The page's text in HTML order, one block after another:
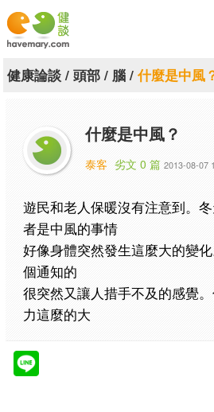
漫漫健康
關於健談
聯絡我們
下載專區
健康論談/ 頭部/ 腦/什麼是中風
什麼是中風？
泰客 劣文 0 篇 2013-08-07
遊民和老人保暖沒有注意到。
者是中風的事情
好像身體突然發生這麼大的變
個通知的
很突然又讓人措手不及的感覺
力這麼的大